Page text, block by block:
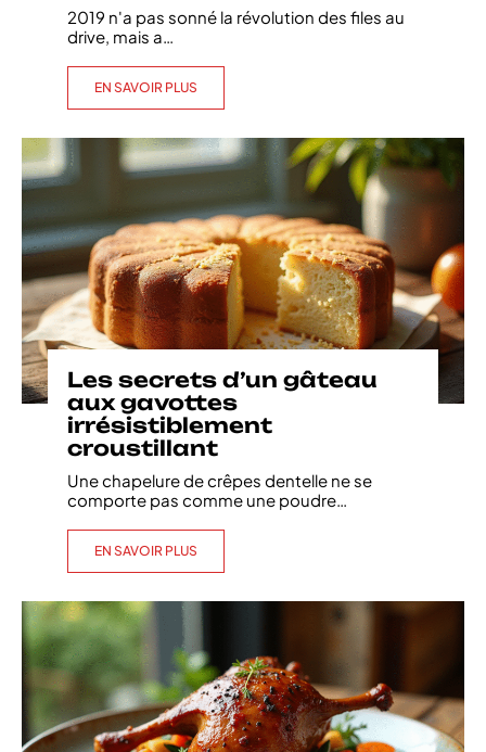
2019 n'a pas sonné la révolution des files au
drive, mais a…
EN SAVOIR PLUS
Les secrets d’un gâteau
aux gavottes
irrésistiblement
croustillant
Une chapelure de crêpes dentelle ne se
comporte pas comme une poudre
EN SAVOIR PLUS